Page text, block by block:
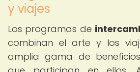
y viajes
Los programas de
combinan el arte y los
amplia gama de